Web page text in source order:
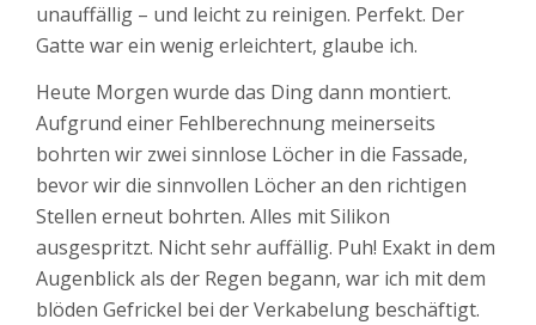
unauffällig – und leicht zu reinigen. Perfekt. Der
Gatte war ein wenig erleichtert, glaube ich.
Heute Morgen wurde das Ding dann montiert.
Aufgrund einer Fehlberechnung meinerseits
bohrten wir zwei sinnlose Löcher in die Fassade,
bevor wir die sinnvollen Löcher an den richtigen
Stellen erneut bohrten. Alles mit Silikon
ausgespritzt. Nicht sehr auffällig. Puh! Exakt in dem
Augenblick als der Regen begann, war ich mit dem
blöden Gefrickel bei der Verkabelung beschäftigt.